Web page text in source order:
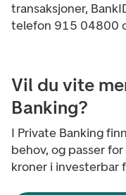
transaksjoner,
telefon 915 04800
Vil du vite
Banking?
I Private Banking
behov, og passer
kroner i investerbar